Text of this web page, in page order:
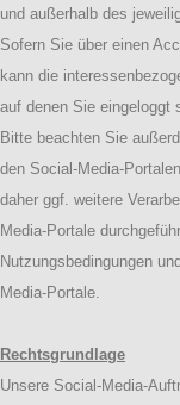
und außerhalb des
Sofern Sie über einen
kann die
auf denen Sie eingeloggt
Bitte beachten Sie
den Social-Media-
daher ggf. weitere
Media-Portale
Nutzungsbedingungen
Media-Portale.
Rechtsgrundlage
Unsere Social-Media-